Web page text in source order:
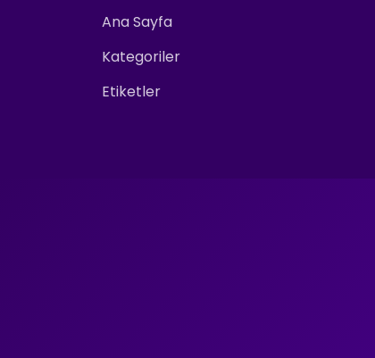
Ana Sayfa
Kategoriler
Etiketler